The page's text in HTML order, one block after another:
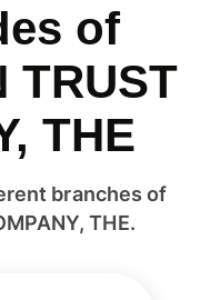
of
TRUST
THE
branches of
THE.